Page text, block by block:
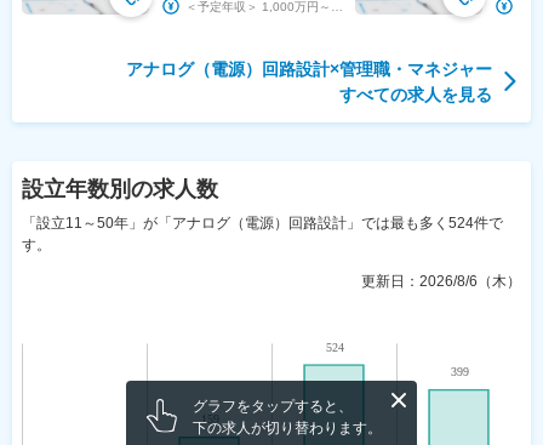
アナログ（電源）回路設計×管理職・マネジャー
すべての求人を見る
設立年数別の求人数
「設立11～50年」が「アナログ（電源）回路設計」では最も多く524件で
す。
更新日： 2026/8/6（木）
グラフをタップすると、
下の求人が切り替わります。